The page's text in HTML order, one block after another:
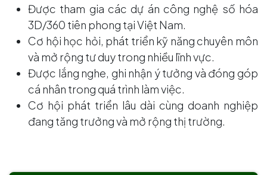
Được tham gia các dự án công nghệ số hóa
3D/360 tiên phong tại Việt Nam.
Cơ hội học hỏi, phát triển kỹ năng chuyên môn
và mở rộng tư duy trong nhiều lĩnh vực.
Được lắng nghe, ghi nhận ý tưởng và đóng góp
cá nhân trong quá trình làm việc.
Cơ hội phát triển lâu dài cùng doanh nghiệp
đang tăng trưởng và mở rộng thị trường.